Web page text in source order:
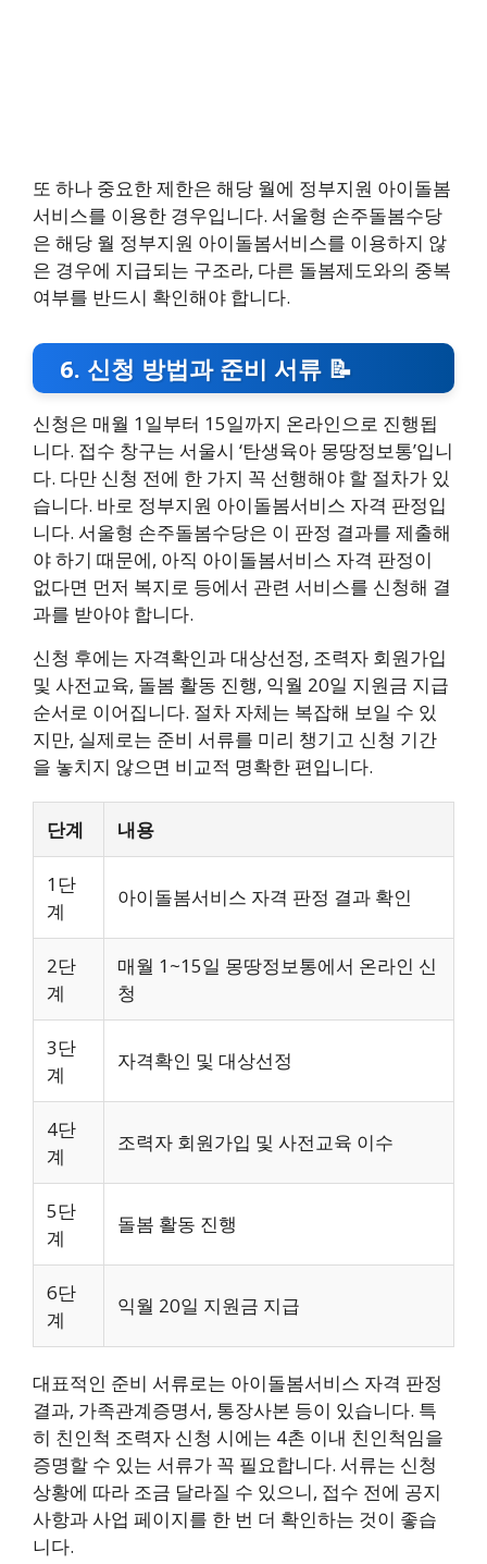
또 하나 중요한 제한은 해당 월에 정부지원 아이돌봄
서비스를 이용한 경우입니다. 서울형 손주돌봄수당
은 해당 월 정부지원 아이돌봄서비스를 이용하지 않
은 경우에 지급되는 구조라, 다른 돌봄제도와의 중복
여부를 반드시 확인해야 합니다.
6. 신청 방법과 준비 서류 📝
신청은 매월 1일부터 15일까지 온라인으로 진행됩
니다. 접수 창구는 서울시 ‘탄생육아 몽땅정보통’입니
다. 다만 신청 전에 한 가지 꼭 선행해야 할 절차가 있
습니다. 바로 정부지원 아이돌봄서비스 자격 판정입
니다. 서울형 손주돌봄수당은 이 판정 결과를 제출해
야 하기 때문에, 아직 아이돌봄서비스 자격 판정이
없다면 먼저 복지로 등에서 관련 서비스를 신청해 결
과를 받아야 합니다.
신청 후에는 자격확인과 대상선정, 조력자 회원가입
및 사전교육, 돌봄 활동 진행, 익월 20일 지원금 지급
순서로 이어집니다. 절차 자체는 복잡해 보일 수 있
지만, 실제로는 준비 서류를 미리 챙기고 신청 기간
을 놓치지 않으면 비교적 명확한 편입니다.
단계 내용
1단
계
아이돌봄서비스 자격 판정 결과 확인
2단
계
매월 1~15일 몽땅정보통에서 온라인 신
청
3단
계
자격확인 및 대상선정
4단
계
조력자 회원가입 및 사전교육 이수
5단
계
돌봄 활동 진행
6단
계
익월 20일 지원금 지급
대표적인 준비 서류로는 아이돌봄서비스 자격 판정
결과, 가족관계증명서, 통장사본 등이 있습니다. 특
히 친인척 조력자 신청 시에는 4촌 이내 친인척임을
증명할 수 있는 서류가 꼭 필요합니다. 서류는 신청
상황에 따라 조금 달라질 수 있으니, 접수 전에 공지
사항과 사업 페이지를 한 번 더 확인하는 것이 좋습
니다.